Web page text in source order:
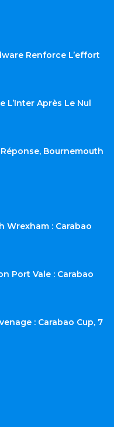
Renforce L’effort
L’Inter Après Le Nul
Bournemouth
Wrexham : Carabao
Port Vale : Carabao
: Carabao Cup, 7